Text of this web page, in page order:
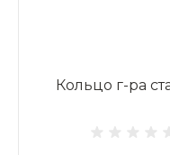
Кольцо г-ра